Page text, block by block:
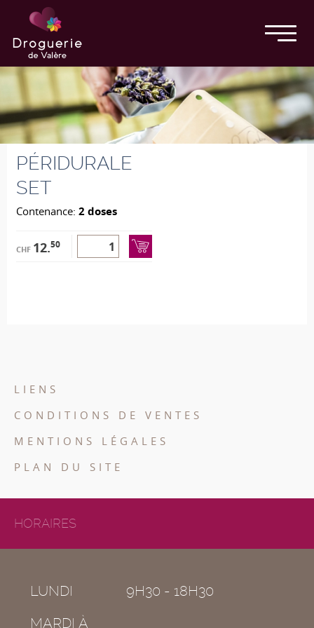
PÉRIDURALE
SET
Contenance: 2 doses
CHF 12.50
LIENS
CONDITIONS DE VENTES
MENTIONS LÉGALES
PLAN DU SITE
HORAIRES
LUNDI
9H30 - 18H30
MARDI À